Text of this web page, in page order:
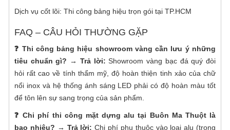
Dịch vụ cốt lõi: Thi công bảng hiệu trọn gói tại TP.HCM
FAQ – CÂU HỎI THƯỜNG GẶP
❓ Thi công bảng hiệu showroom vàng cần lưu ý những
tiêu chuẩn gì? → Trả lời: Showroom vàng bạc đá quý đòi
hỏi rất cao về tính thẩm mỹ, độ hoàn thiện tinh xảo của chữ
nổi inox và hệ thống ánh sáng LED phải có độ hoàn màu tốt
để tôn lên sự sang trọng của sản phẩm.
❓ Chi phí thi công mặt dựng alu tại Buôn Ma Thuột là
bao nhiêu? → Trả lời: Chi phí phụ thuộc vào loại alu (trong